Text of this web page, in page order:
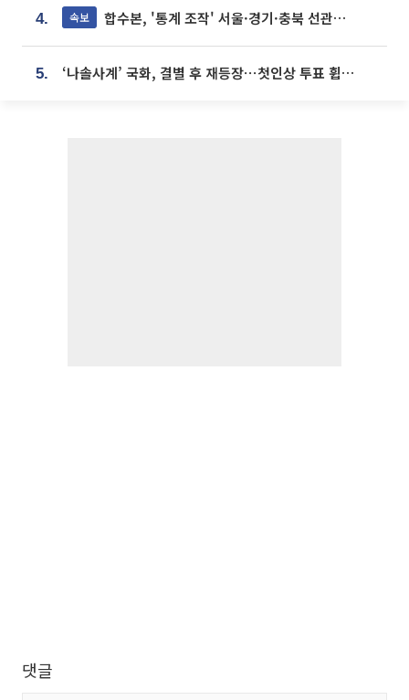
4. 속보 합수본, '통계 조작' 서울·경기·충북 선관위 등 추가 압수수색
5. ‘나솔사계’ 국화, 결별 후 재등장⋯첫인상 투표 휩쓸고 ‘인기녀’ 등극
댓글